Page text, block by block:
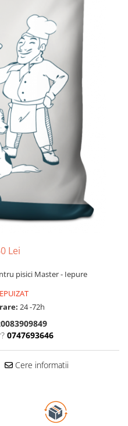
Lei
pisici Master - Iepure
24 -72h
0747693646
Cere informatii